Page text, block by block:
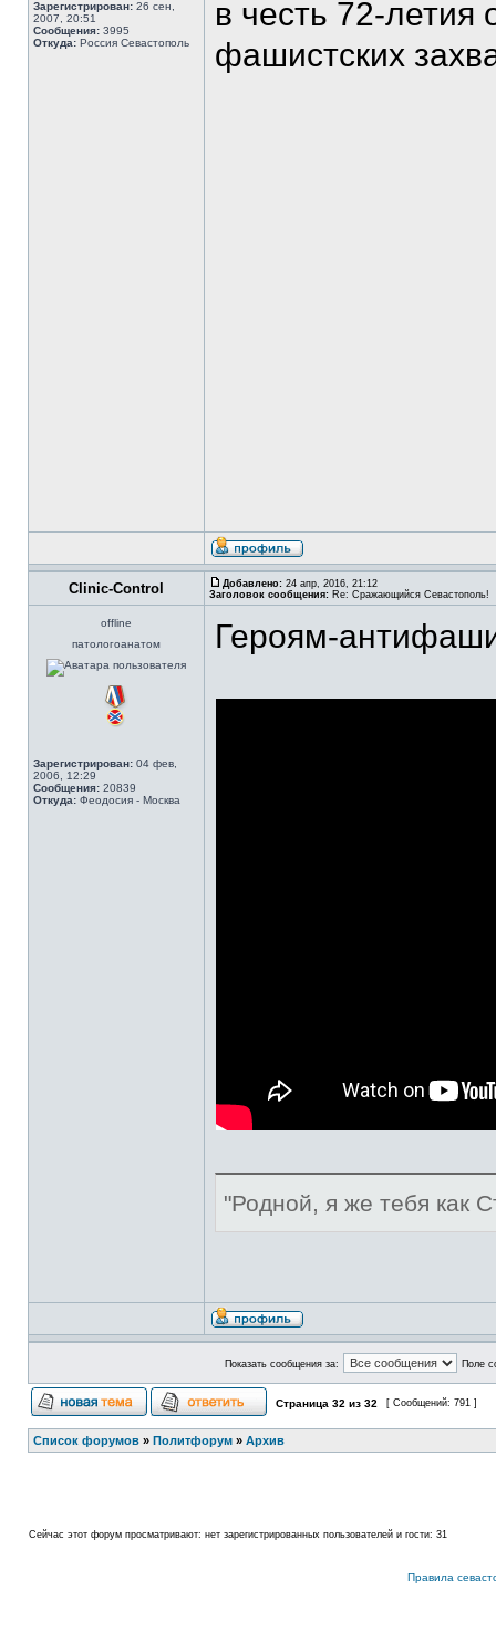
Зарегистрирован: 26 сен,
2007, 20:51
Сообщения: 3995
Откуда: Россия Севастополь
в честь 72-
фашистских
Clinic-Control Добавлено: 24 апр, 2016, 21:12
Заголовок сообщения: Re: Сражающийся Севастополь!
offline
патологоанатом
Зарегистрирован: 04 фев,
2006, 12:29
Сообщения: 20839
Откуда: Феодосия - Москва
Героям-
"Родной, я же тебя как
Показать сообщения за: Поле
Страница 32 из 32 [ Сообщений: 791 ]
Список форумов » Политфорум » Архив
Сейчас этот форум просматривают: нет зарегистрированных пользователей и гости: 31
Правила